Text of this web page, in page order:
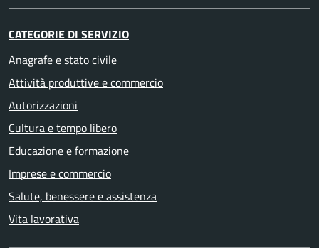
CATEGORIE DI SERVIZIO
Anagrafe e stato civile
Attività produttive e commercio
Autorizzazioni
Cultura e tempo libero
Educazione e formazione
Imprese e commercio
Salute, benessere e assistenza
Vita lavorativa